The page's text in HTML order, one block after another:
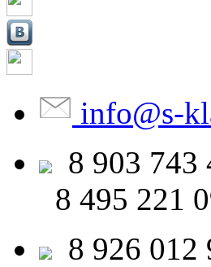
info@s-
8 903 743
8 495 221
8 926 012